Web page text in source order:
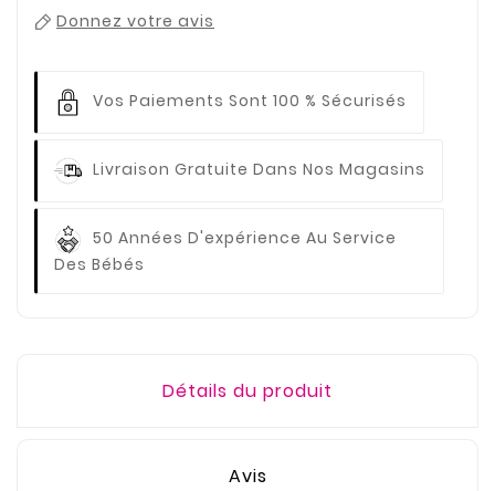
Donnez votre avis
Vos Paiements Sont 100 % Sécurisés
Livraison Gratuite Dans Nos Magasins
50 Années D'expérience Au Service
Des Bébés
Détails du produit
Avis